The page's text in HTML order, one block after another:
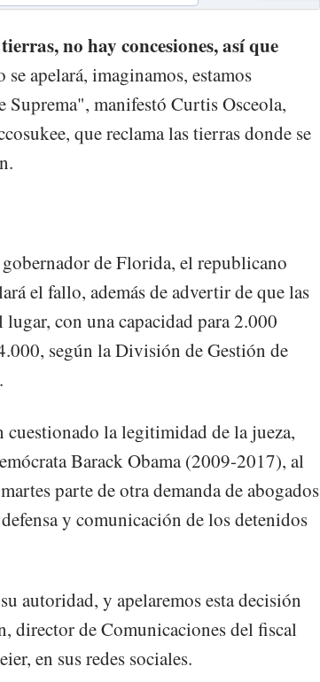
no hay concesiones, así que
se apelará, imaginamos, estamos
Suprema", manifestó Curtis Osceola,
que reclama las tierras donde se
de Florida, el republicano
el fallo, además de advertir de que las
con una capacidad para 2.000
según la División de Gestión de
la legitimidad de la jueza,
Barack Obama (2009-2017), al
parte de otra demanda de abogados
y comunicación de los detenidos
autoridad, y apelaremos esta decisión
director de Comunicaciones del fiscal
en sus redes sociales.